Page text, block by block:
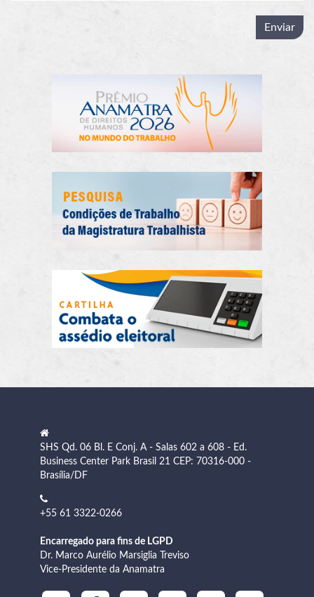
SHS Qd. 06 Bl. E Conj. A - Salas 602 a 608 - Ed.
Business Center Park Brasil 21 CEP: 70316-000 -
Brasília/DF
+55 61 3322-0266
Encarregado para fins de LGPD
Dr. Marco Aurélio Marsiglia Treviso
Vice-Presidente da Anamatra